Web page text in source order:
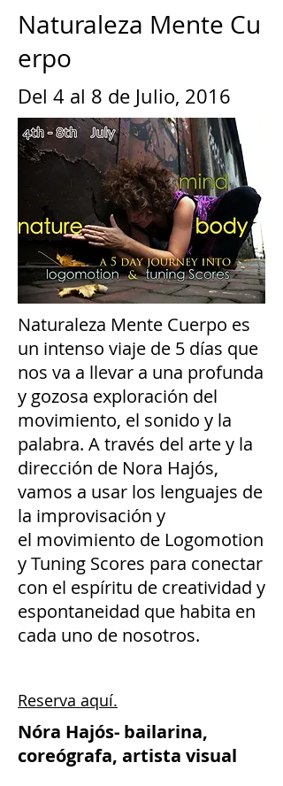
Naturaleza Mente Cu
erpo
Del 4 al 8 de Julio, 2016
Naturaleza Mente Cuerpo es
un intenso viaje de 5 días que
nos va a llevar a una profunda
y gozosa exploración del
movimiento, el sonido y la
palabra. A través del arte y la
dirección de Nora Hajós,
vamos a usar los lenguajes de
la improvisación y
el movimiento de Logomotion
y Tuning Scores para conectar
con el espíritu de creatividad y
espontaneidad que habita en
cada uno de nosotros.
Reserva aquí.
Nóra Hajós- bailarina,
coreógrafa, artista visual